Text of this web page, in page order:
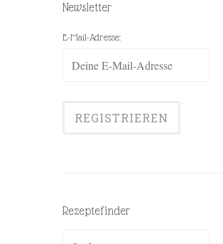
Newsletter
E-Mail-Adresse:
Rezeptefinder